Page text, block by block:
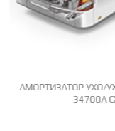
АМОРТИЗАТОР УХО/
34700А